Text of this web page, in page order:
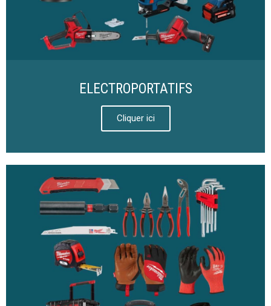
ELECTROPORTATIFS
Cliquer ici